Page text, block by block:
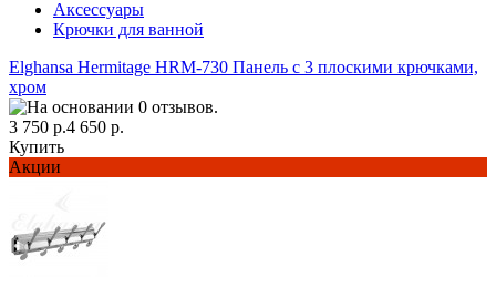
Аксессуары
Крючки для ванной
Elghansa Hermitage HRM-730 Панель с 3 плоскими крючками,
хром
3 750 р.4 650 р.
Купить
Акции